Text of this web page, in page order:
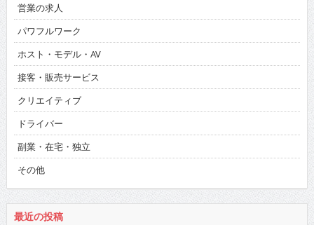
営業の求人
パワフルワーク
ホスト・モデル・AV
接客・販売サービス
クリエイティブ
ドライバー
副業・在宅・独立
その他
最近の投稿